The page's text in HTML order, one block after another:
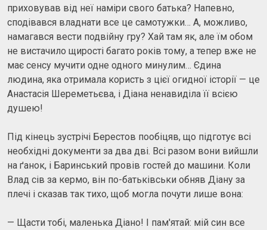
приховував від неї наміри свого батька? Напевно,
сподівався владнати все це самотужки… А, можливо,
намагався вести подвійну гру? Хай там як, але їм обом
не вистачило щирості багато років тому, а тепер вже не
має сенсу мучити одне одного минулим… Єдина
людина, яка отримала користь з цієї огидної історії — це
Анастасія Шереметьєва, і Діана ненавиділа її всією
душею!
Під кінець зустрічі Берестов пообіцяв, що підготує всі
необхідні документи за два дві. Всі разом вони вийшли
на ґанок, і Баринський провів гостей до машини. Коли
Влад сів за кермо, він по-батьківськи обняв Діану за
плечі і сказав так тихо, щоб могла почути лише вона:
— Щасти тобі, маленька Діано! І пам'ятай: мій син все